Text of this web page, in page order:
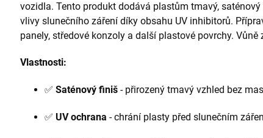
vozidla. Tento produkt dodává plastům tmavý,
vlivy slunečního záření díky obsahu UV inhibitorů.
panely, středové konzoly a další plastové povrchy.
Vlastnosti:
✅ Saténový finiš - přirozený tmavý vzhled bez
✅ UV ochrana - chrání plasty před slunečním